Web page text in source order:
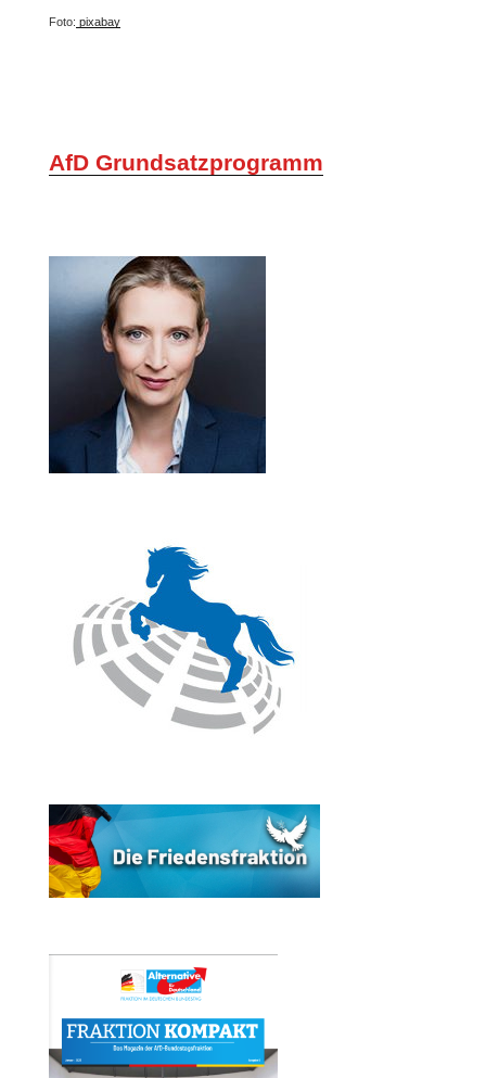
Foto: pixabay
AfD Grundsatzprogramm